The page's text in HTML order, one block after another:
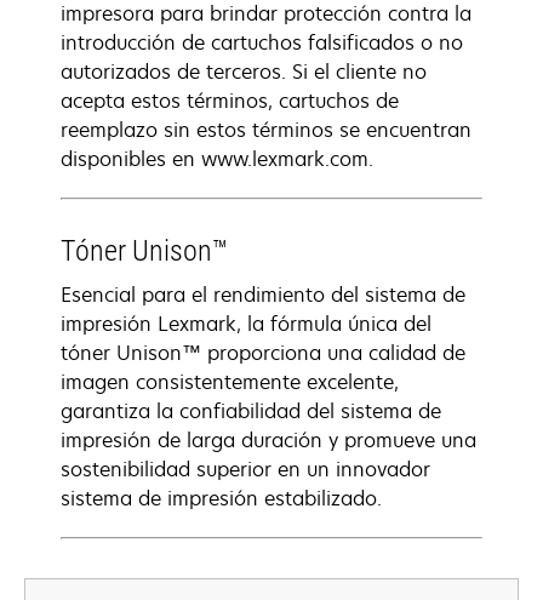
impresora para brindar protección contra la
introducción de cartuchos falsificados o no
autorizados de terceros. Si el cliente no
acepta estos términos, cartuchos de
reemplazo sin estos términos se encuentran
disponibles en www.lexmark.com.
Tóner Unison™
Esencial para el rendimiento del sistema de
impresión Lexmark, la fórmula única del
tóner Unison™ proporciona una calidad de
imagen consistentemente excelente,
garantiza la confiabilidad del sistema de
impresión de larga duración y promueve una
sostenibilidad superior en un innovador
sistema de impresión estabilizado.